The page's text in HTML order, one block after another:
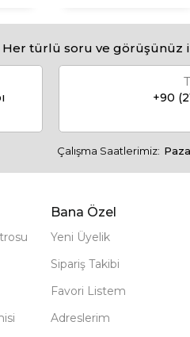
Her türlü soru ve
+90
Çalışma Saatlerimiz:
Bana Özel
Yeni Üyelik
Sipariş Takibi
Favori Listem
Adreslerim